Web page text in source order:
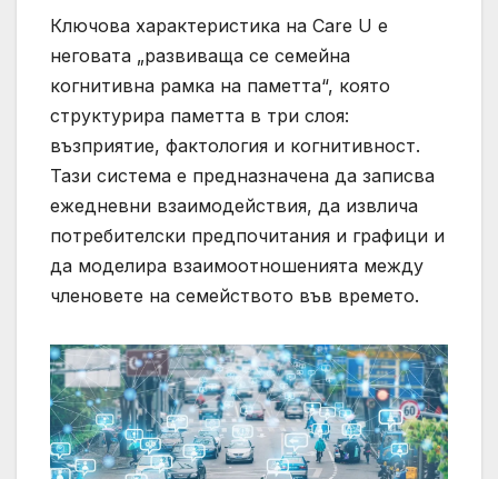
Ключова характеристика на Care U е
неговата „развиваща се семейна
когнитивна рамка на паметта“, която
структурира паметта в три слоя:
възприятие, фактология и когнитивност.
Тази система е предназначена да записва
ежедневни взаимодействия, да извлича
потребителски предпочитания и графици и
да моделира взаимоотношенията между
членовете на семейството във времето.